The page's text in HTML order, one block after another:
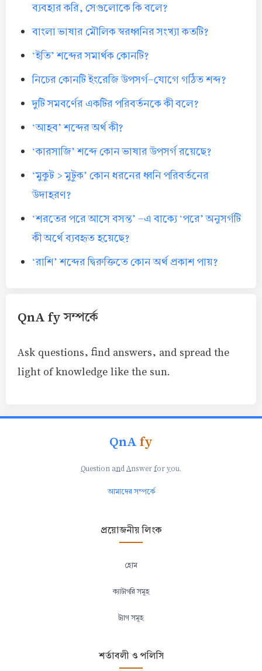
ব্যবহার করি, সেগুলোকে কি বলে?
বাংলা ভাষার মৌলিক স্বরধ্বনির সংখ্যা কতটি?
‘ইতি’ শব্দের সমার্থক কোনটি?
নিচের কোনটি ইংরেজি উপসর্গ-যোগে গঠিত শব্দ?
দুটি সমবর্ণের একটির পরিবর্তনকে কী বলে?
‘আহব’ শব্দের অর্থ কী?
‘কারসাজি’ শব্দে কোন ভাষার উপসর্গ রয়েছে?
‘মুকুট > মুটুক’ কোন ধরনের ধ্বনি পরিবর্তনের
উদাহরণ?
‘শরতের পরে আসে বসন্ত’ -এ বাক্যে ‘পরে’ অনুসর্গটি
কী অর্থে ব্যবহৃত হয়েছে?
‘রাশি’ শব্দের দ্বিরুক্তিতে কোন অর্থ প্রকাশ পায়?
QnA fy সম্পর্কে
Ask questions, find answers, and spread the
light of knowledge like the sun.
QnAfy
Question andAnswer foryou.
আমাদের সম্পর্কে
প্রয়োজনীয় লিংক
হোম
ক্যাটাগরি সমূহ
ট্যাগ সমূহ
শর্তাবলী ও পলিসি